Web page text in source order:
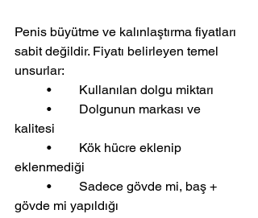
Penis büyütme ve kalınlaştırma fiyatları
sabit değildir. Fiyatı belirleyen temel
unsurlar:
	•	Kullanılan dolgu miktarı
kalitesi
eklenmediği
gövde mi yapıldığı